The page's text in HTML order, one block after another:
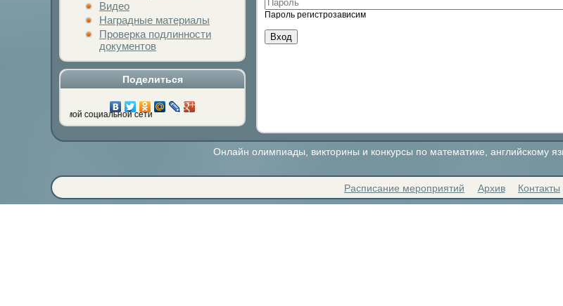
Видео
Наградные материалы
Проверка подлинности
документов
Поделиться
кнопку любимой социальной сети
Пароль регистрозависим
Онлайн олимпиады, викторины и конкурсы по математике, английскому
Расписание мероприятий Архив Контакты